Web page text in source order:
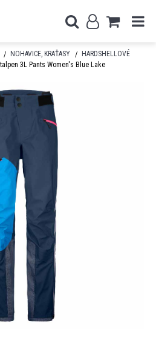
NOHAVICE, KRAŤASY
HARDSHELLOVÉ
3L Pants Women's Blue Lake